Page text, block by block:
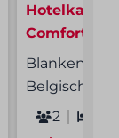
Hotelkamer
Comfort
Belgische
2